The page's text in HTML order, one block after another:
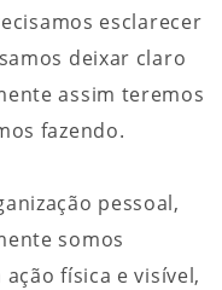
esclarecer
deixar claro
assim teremos
fazendo.
pessoal,
somos
física e visível,